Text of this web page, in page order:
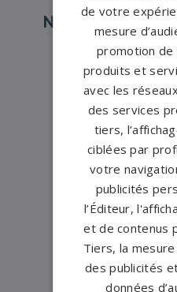
Nos pompes
Pompes
Pompes
Pompes
Pompes
Pompes
Pompes
Pompes
Pompes
de votre
mesure
promotion de
produits et
avec les
des services
tiers,
ciblées par
votre
publicités
l’Éditeur,
et de contenus
Tiers, la
des publicités
données